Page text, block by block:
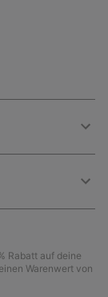
Rabatt auf deine
Warenwert von